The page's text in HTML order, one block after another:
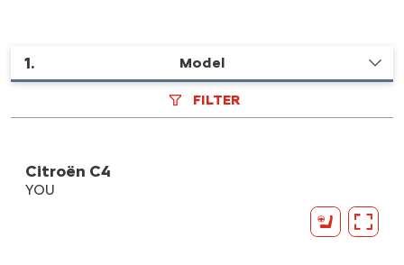
1. Model
FILTER
Citroën C4
YOU